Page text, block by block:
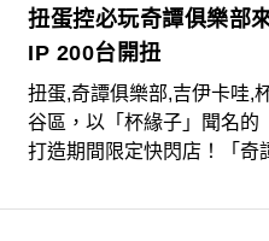
扭蛋控必玩奇譚俱樂部
IP 200台開扭
扭蛋,奇譚俱樂部,吉伊卡哇,
谷區，以「杯緣子」聞名的
打造期間限定快閃店！「奇
等數百款人氣熱門扭蛋一次